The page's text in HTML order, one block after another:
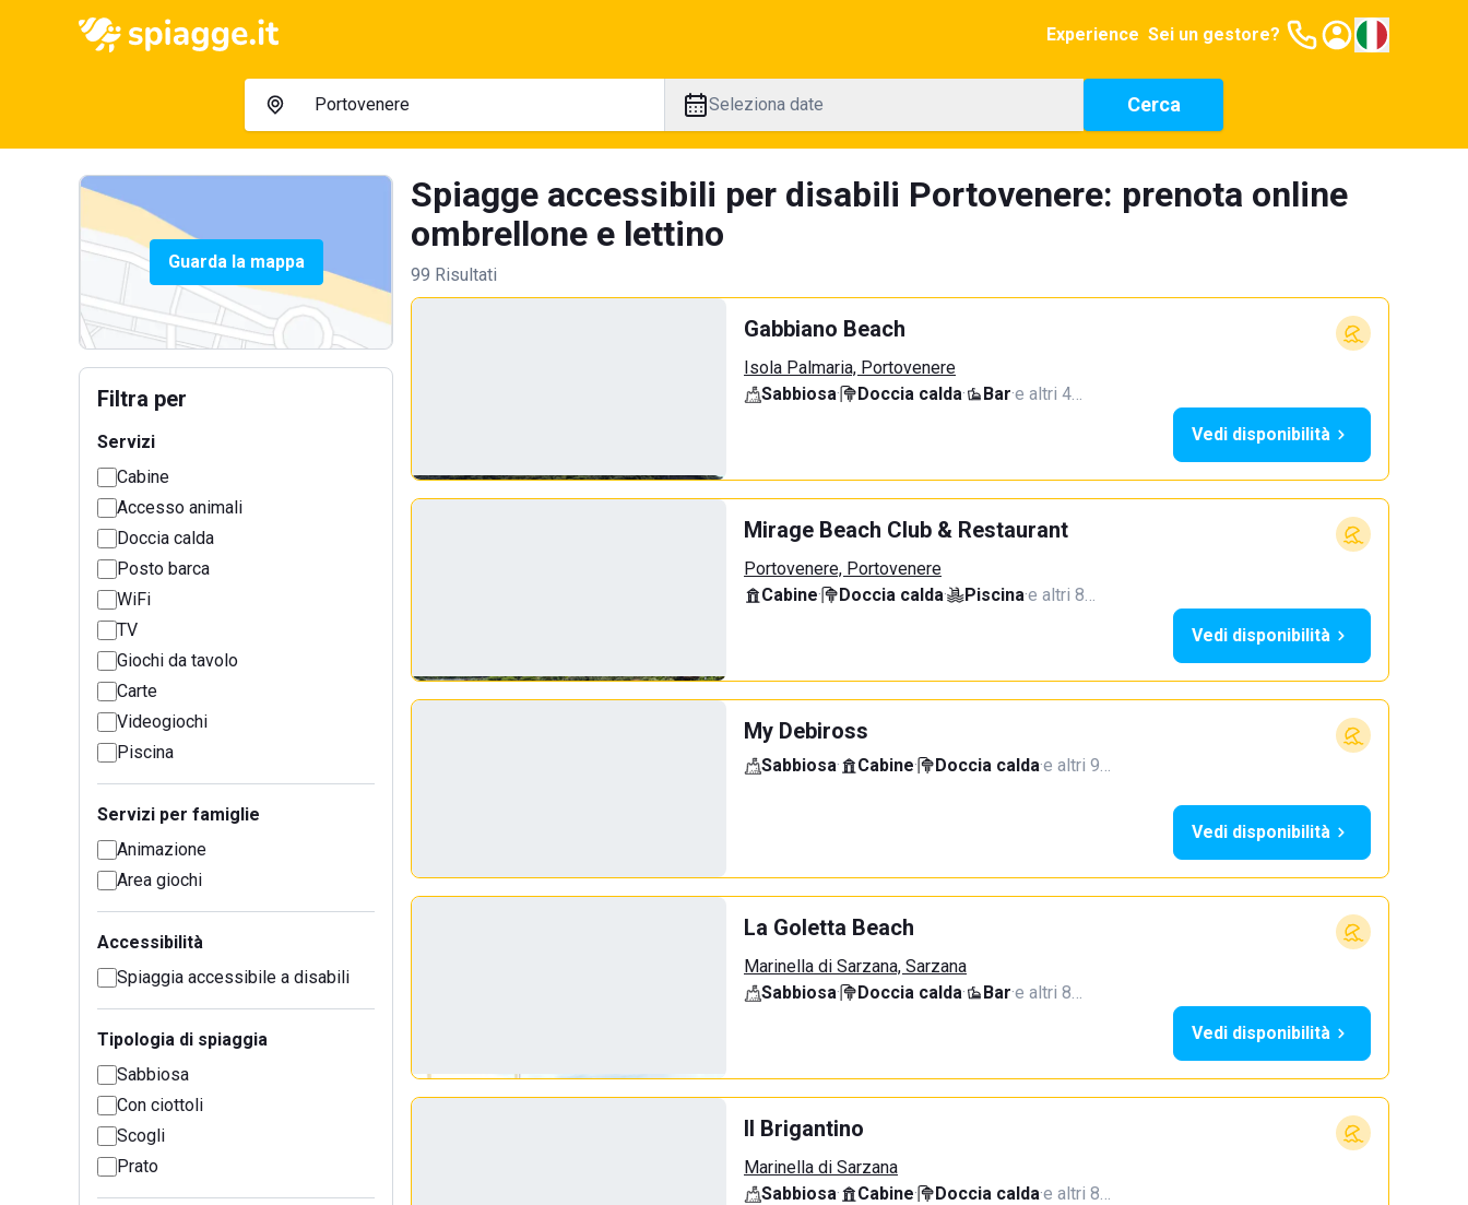
Experience Sei un gestore?
Seleziona date Cerca
Guarda la mappa
Filtra per
Servizi
Cabine
Accesso animali
Doccia calda
Posto barca
WiFi
TV
Giochi da tavolo
Carte
Videogiochi
Piscina
Servizi per famiglie
Animazione
Area giochi
Accessibilità
Spiaggia accessibile a disabili
Tipologia di spiaggia
Sabbiosa
Con ciottoli
Scogli
Prato
Spiagge accessibili per disabili Portovenere: prenota online
ombrellone e lettino
99 Risultati
Gabbiano Beach
Isola Palmaria, Portovenere
Sabbiosa· Doccia calda· Bar·e altri 4…
Vedi disponibilità
Mirage Beach Club & Restaurant
Portovenere, Portovenere
Cabine· Doccia calda· Piscina·e altri 8…
Vedi disponibilità
My Debiross
Sabbiosa· Cabine· Doccia calda·e altri 9…
Vedi disponibilità
La Goletta Beach
Marinella di Sarzana, Sarzana
Sabbiosa· Doccia calda· Bar·e altri 8…
Vedi disponibilità
Il Brigantino
Marinella di Sarzana
Sabbiosa· Cabine· Doccia calda·e altri 8…